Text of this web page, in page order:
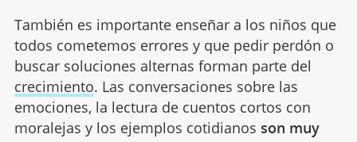
También es importante enseñar a los niños que
todos cometemos errores y que pedir perdón o
buscar soluciones alternas forman parte del
crecimiento. Las conversaciones sobre las
emociones, la lectura de cuentos cortos con
moralejas y los ejemplos cotidianos son muy